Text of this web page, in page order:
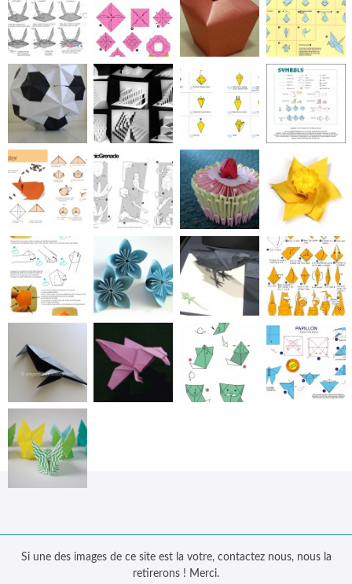
Si une des images de ce site est la votre, contactez nous, nous la
retirerons ! Merci.